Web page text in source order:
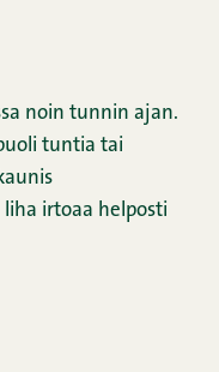
noin tunnin ajan.
tuntia tai
irtoaa helposti